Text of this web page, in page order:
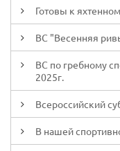
Готовы к
ВС "Весенняя
ВС по гребному
2025г.
Всероссийский
В нашей